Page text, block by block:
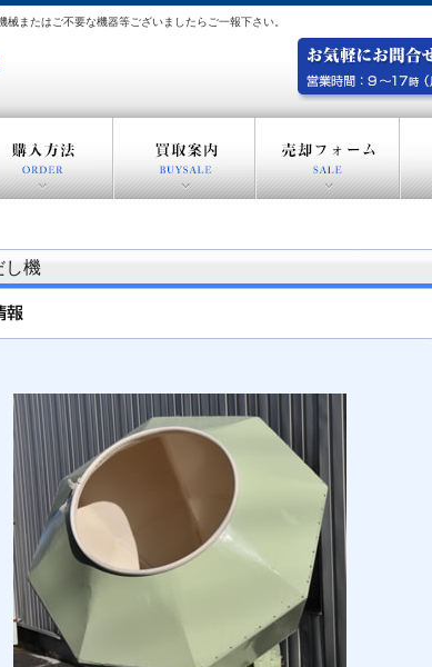
またはご不要な機器等ございましたらご一報下さい。
し機